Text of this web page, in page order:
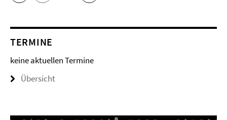
TERMINE
keine aktuellen Termine
Übersicht